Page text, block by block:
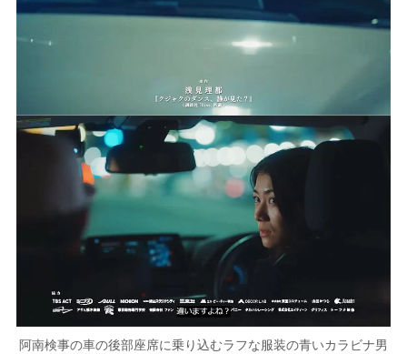
阿南検事の車の後部座席に乗り込むラフな服装の青いカラビナ男